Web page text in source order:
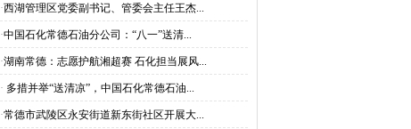
·西湖管理区党委副书记、管委会主任王杰...
·中国石化常德石油分公司：“八一”送清...
·湖南常德：志愿护航湘超赛 石化担当展风...
· 多措并举“送清凉”，中国石化常德石油...
·常德市武陵区永安街道新东街社区开展大...